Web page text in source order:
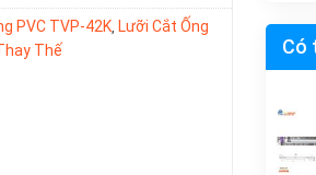
Có
PVC TVP-42K Lưỡi Cắt Ống
Thế